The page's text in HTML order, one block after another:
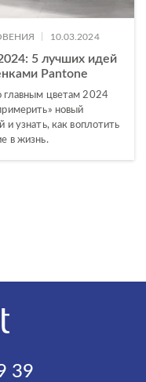
10.03.2024
5 лучших идей
Pantone
главным цветам 2024
новый
и узнать, как воплотить
в жизнь.
39